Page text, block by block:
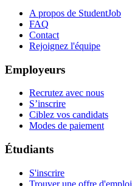
A propos de StudentJob
FAQ
Contact
Rejoignez l'équipe
Employeurs
Recrutez avec nous
S’inscrire
Ciblez vos candidats
Modes de paiement
Étudiants
S'inscrire
Trouver une offre d'emploi